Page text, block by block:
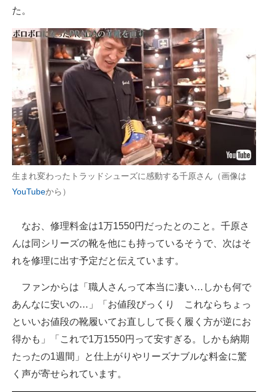
た。
生まれ変わったトラッドシューズに感動する千原さん（画像は
YouTubeから）
なお、修理料金は1万1550円だったとのこと。千原さ
んは同シリーズの靴を他にも持っているそうで、次はそ
れを修理に出す予定だと伝えています。
ファンからは「職人さんって本当に凄い…しかも何で
あんなに安いの…」「お値段びっくり これならちょっ
といいお値段の靴履いてお直しして長く履く方が逆にお
得かも」「これで1万1550円って安すぎる。しかも納期
たったの1週間」と仕上がりやリーズナブルな料金に驚
く声が寄せられています。